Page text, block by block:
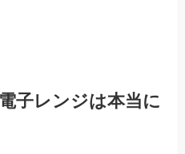
子レンジは本当に